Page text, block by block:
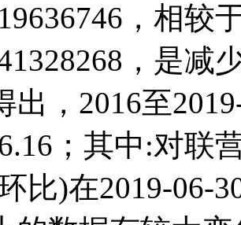
，相较
，是减
出，2016至
；其中:对联
比)在2019-06-